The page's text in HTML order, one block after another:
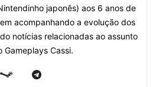
japonês) aos 6 anos de
acompanhando a evolução dos
notícias relacionadas ao assunto
Gameplays Cassi.